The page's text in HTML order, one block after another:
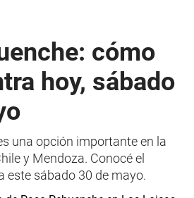
cómo
hoy, sábado
una opción importante en la
y Mendoza. Conocé el
este sábado 30 de mayo.